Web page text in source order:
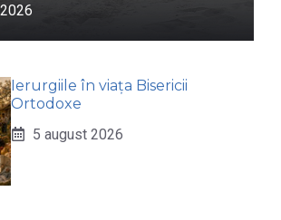
Ierurgiile în viața Bisericii
Ortodoxe
5 august 2026